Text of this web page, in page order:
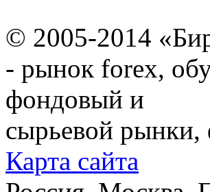
© 2005-2014
- рынок forex,
фондовый и
сырьевой рынки,
Карта сайта